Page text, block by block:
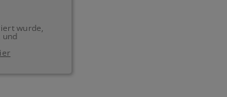
wurde,